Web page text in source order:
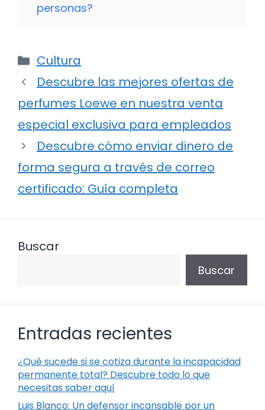
personas?
Categorías
Cultura
Descubre las mejores ofertas de
perfumes Loewe en nuestra venta
especial exclusiva para empleados
Descubre cómo enviar dinero de
forma segura a través de correo
certificado: Guía completa
Buscar
Buscar
Entradas recientes
¿Qué sucede si se cotiza durante la incapacidad
permanente total? Descubre todo lo que
necesitas saber aquí
Luis Blanco: Un defensor incansable por un